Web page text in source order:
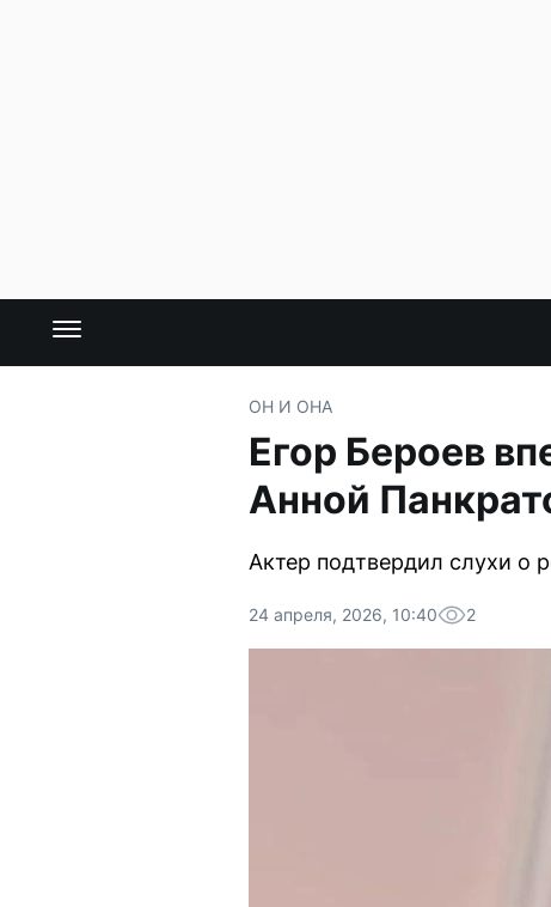
ОН И ОНА
Егор Бероев
Анной
Актер подтвердил слухи о
24 апреля, 2026, 10:40 2